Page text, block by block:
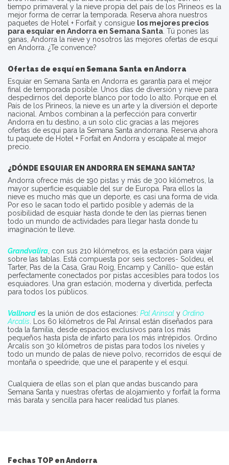
tiempo primaveral y la nieve propia del país de los Pirineos es la
mejor forma de cerrar la temporada. Reserva ahora nuestros
paquetes de Hotel + Forfait y consigue los mejores precios
para esquiar en Andorra en Semana Santa . Tú pones las
ganas, Andorra la nieve y nosotros las mejores ofertas de esquí
en Andorra. ¿Te convence?
Ofertas de esquí en Semana Santa en Andorra
Esquiar en Semana Santa en Andorra es garantía para el mejor
final de temporada posible. Unos días de diversión y nieve para
despedirnos del deporte blanco por todo lo alto. Porque en el
País de los Pirineos, la nieve es un arte y la diversión el deporte
nacional. Ambos combinan a la perfección para convertir
Andorra en tu destino, a un solo clic gracias a las mejores
ofertas de esquí para la Semana Santa andorrana. Reserva ahora
tu paquete de Hotel + Forfait en Andorra y escápate al mejor
precio.
¿DÓNDE ESQUIAR EN ANDORRA EN SEMANA SANTA?
Andorra ofrece más de 190 pistas y más de 300 kilómetros, la
mayor superficie esquiable del sur de Europa. Para ellos la
nieve es mucho más que un deporte, es casi una forma de vida.
Por eso le sacan todo el partido posible y además de la
posibilidad de esquiar hasta donde te den las piernas tienen
todo un mundo de actividades para llegar hasta donde tu
imaginación te lleve.
Grandvalira , con sus 210 kilómetros, es la estación para viajar
sobre las tablas. Está compuesta por seis sectores- Soldeu, el
Tarter, Pas de la Casa, Grau Roig, Encamp y Canillo- que están
perfectamente conectados por pistas accesibles para todos los
esquiadores. Una gran estación, moderna y divertida, perfecta
para todos los públicos.
Vallnord es la unión de dos estaciones: Pal Arinsal y Ordino
Arcalís . Los 60 kilómetros de Pal Arinsal están diseñados para
toda la familia, desde espacios exclusivos para los más
pequeños hasta pista de infarto para los más intrépidos. Ordino
Arcalís son 30 kilómetros de pistas para todos los niveles y
todo un mundo de palas de nieve polvo, recorridos de esquí de
montaña o speedride, que une el parapente y el esquí.
Cualquiera de ellas son el plan que andas buscando para
Semana Santa y nuestras ofertas de alojamiento y forfait la forma
más barata y sencilla para hacer realidad tus planes.
Fechas TOP en Andorra